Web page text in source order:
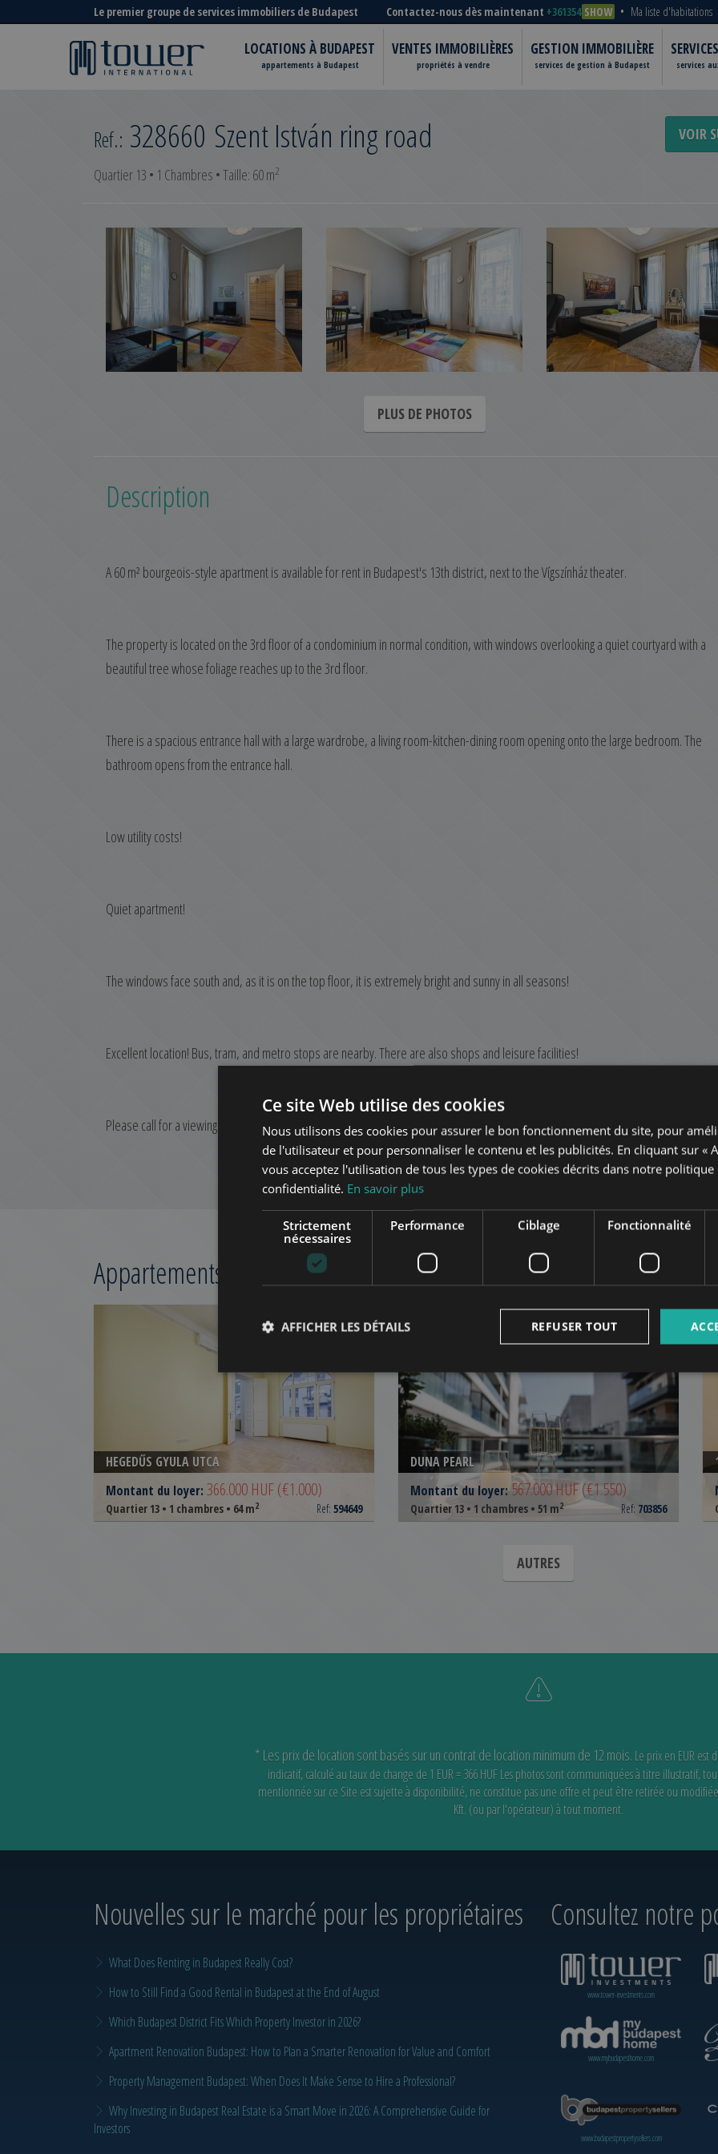
Le premier groupe de services immobiliers de Budapest Contactez-nous dès maintenant +361354 SHOW Ma liste d'habitations
LOCATIONS À BUDAPEST
appartements à Budapest
VENTES IMMOBILIÈRES
propriétés à vendre
GESTION IMMOBILIÈRE
services de gestion à Budapest services
Szent István ring road
Ref.: 328660
Quartier 13 • 1 Chambres • Taille: 60 m2
VOIR
PLUS DE PHOTOS
Description
A 60 m² bourgeois-style apartment is available for rent in Budapest's 13th district, next to the Vígszínház theater.
The property is located on the 3rd floor of a condominium in normal condition, with windows overlooking a quiet courtyard with a
beautiful tree whose foliage reaches up to the 3rd floor.
There is a spacious entrance hall with a large wardrobe, a living room-kitchen-dining room opening onto the large bedroom. The
bathroom opens from the entrance hall.
Low utility costs!
Quiet apartment!
The windows face south and, as it is on the top floor, it is extremely bright and sunny in all seasons!
Excellent location! Bus, tram, and metro stops are nearby. There are also shops and leisure facilities!
Please call for a viewing and further information!
Appartements concernés à Budapestdans le même quartier
HEGEDŰS GYULA UTCA
Montant du loyer: 366.000 HUF(€1.000)
Quartier 13 • 1 chambres • 64 m2 Ref: 594649
AJOUTER À LA LISTE
DUNA PEARL
Montant du loyer:567.000 HUF(€1.550)
Quartier 13 • 1 chambres • 51 m2 Ref: 703856
AUTRES
* Les prix de location sont basés sur un contrat de location minimum de 12 mois. Le prix en EUR
indicatif, calculé au taux de change de 1 EUR = 366 HUFLes photos sont communiquées à titre illustratif,
mentionnée sur ce Site est sujette à disponibilité,ne constitue pas une offre et peut être retirée ou
Kft. (ou par l'opérateur) à tout moment.
Nouvelles sur le marché pour les propriétaires
What Does Renting in Budapest Really Cost?
How to Still Find a Good Rental in Budapest at the End of August
Which Budapest District Fits Which Property Investor in 2026?
Apartment Renovation Budapest: How to Plan a Smarter Renovation for Value and Comfort
Property Management Budapest: When Does It Make Sense to Hire a Professional?
Why Investing in Budapest Real Estate is a Smart Move in 2026: A Comprehensive Guide for
Investors
Consultez notre
www.tower-investments.com
www.mybudapesthome.com
www.budapestpropertysellers.com
Ce site Web utilise des cookies
Nous utilisons des cookies pour assurer le bon fonctionnement du site, pour
de l'utilisateur et pour personnaliser le contenu et les publicités. En cliquant sur «
vous acceptez l'utilisation de tous les types de cookies décrits dans notre politique
confidentialité. En savoir plus
Strictement
nécessaires
Performance Ciblage Fonctionnalité
REFUSER TOUT
AFFICHER LES DÉTAILS